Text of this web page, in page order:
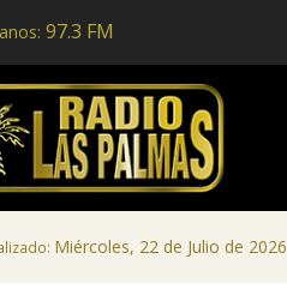
97.3 FM
Miércoles, 22 de Julio de 2026